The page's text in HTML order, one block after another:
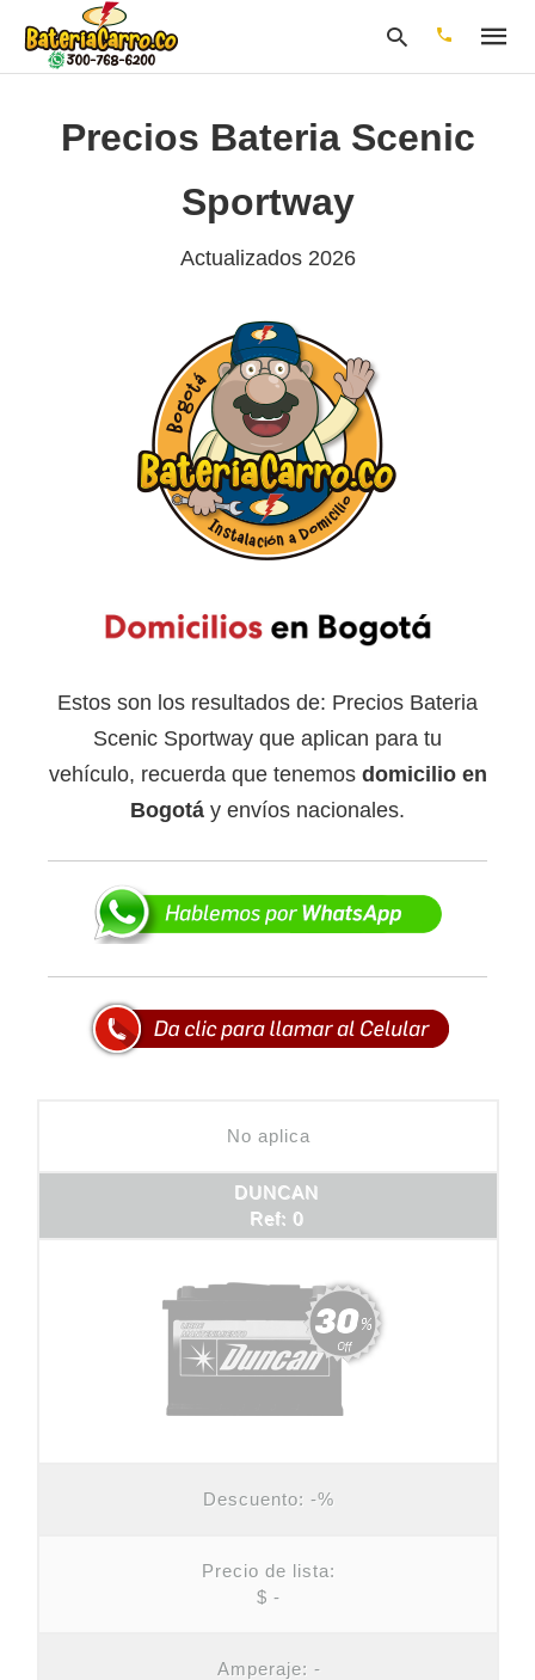
Precios Bateria Scenic
Sportway
Actualizados 2026
Estos son los resultados de: Precios Bateria
Scenic Sportway que aplican para tu
vehículo, recuerda que tenemos domicilio en
Bogotá y envíos nacionales.
No aplica
DUNCAN
Ref: 0
Descuento: -%
Precio de lista:
$ -
Amperaje: -